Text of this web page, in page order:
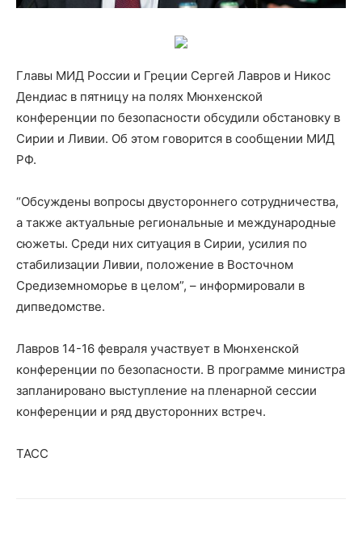
Главы МИД России и Греции Сергей Лавров и Никос
Дендиас в пятницу на полях Мюнхенской
конференции по безопасности обсудили обстановку в
Сирии и Ливии. Об этом говорится в сообщении МИД
РФ.
“Обсуждены вопросы двустороннего сотрудничества,
а также актуальные региональные и международные
сюжеты. Среди них ситуация в Сирии, усилия по
стабилизации Ливии, положение в Восточном
Средиземноморье в целом”, – информировали в
дипведомстве.
Лавров 14-16 февраля участвует в Мюнхенской
конференции по безопасности. В программе министра
запланировано выступление на пленарной сессии
конференции и ряд двусторонних встреч.
ТАСС